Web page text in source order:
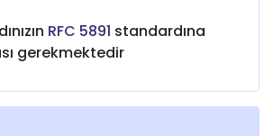
RFC 5891 standardına
gerekmektedir